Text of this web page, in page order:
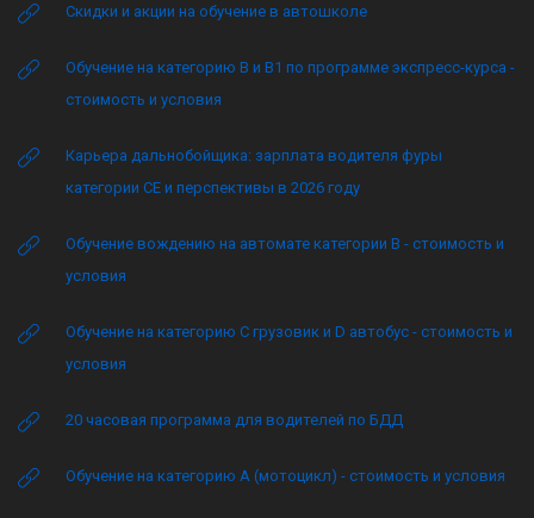
Скидки и акции на обучение в автошколе
Обучение на категорию B и B1 по программе экспресс-курса -
стоимость и условия
Карьера дальнобойщика: зарплата водителя фуры
категории CE и перспективы в 2026 году
Обучение вождению на автомате категории B - стоимость и
условия
Обучение на категорию C грузовик и D автобус - стоимость и
условия
20 часовая программа для водителей по БДД
Обучение на категорию А (мотоцикл) - стоимость и условия